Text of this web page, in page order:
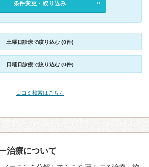
条件変更・絞り込み
土曜日診療で絞り込む (0件)
日曜日診療で絞り込む (0件)
口コミ検索はこちら
治療について